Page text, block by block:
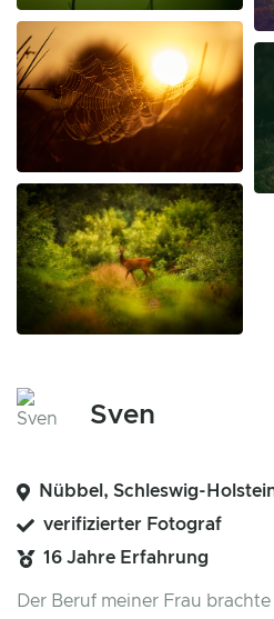
Sven
Nübbel, Schleswig-
verifizierter Fotograf
16 Jahre Erfahrung
Der Beruf meiner Frau